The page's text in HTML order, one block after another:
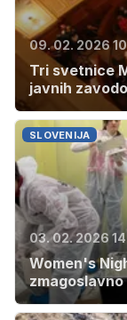
09. 02. 2026
Tri svetnice
javnih
SLOVENIJA
03. 02. 2026
Women's
zmagoslavno